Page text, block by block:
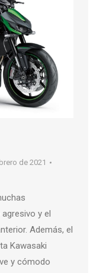
de 2021
y el
Además, el
Kawasaki
y cómodo